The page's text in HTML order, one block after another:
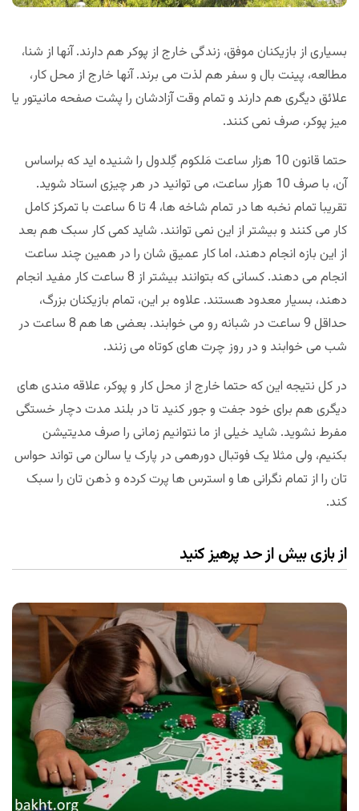
بسیاری از بازیکنان موفق، زندگی خارج از پوکر هم دارند. آنها از شنا،
مطالعه، پینت بال و سفر هم لذت می برند. آنها خارج از محل کار،
علائق دیگری هم دارند و تمام وقت آزادشان را پشت صفحه مانیتور یا
میز پوکر، صرف نمی کنند.
حتما قانون 10 هزار ساعت مَلکوم گِلدول را شنیده اید که براساس
آن، با صرف 10 هزار ساعت، می توانید در هر چیزی استاد شوید.
تقریبا تمام نخبه ها در تمام شاخه ها، 4 تا 6 ساعت با تمرکز کامل
کار می کنند و بیشتر از این نمی توانند. شاید کمی کار سبک هم بعد
از این بازه انجام دهند، اما کار عمیق شان را در همین چند ساعت
انجام می دهند. کسانی که بتوانند بیشتر از 8 ساعت کار مفید انجام
دهند، بسیار معدود هستند. علاوه بر این، تمام بازیکنان بزرگ،
حداقل 9 ساعت در شبانه رو می خوابند. بعضی ها هم 8 ساعت در
شب می خوابند و در روز چرت های کوتاه می زنند.
در کل نتیجه این که حتما خارج از محل کار و پوکر، علاقه مندی های
دیگری هم برای خود جفت و جور کنید تا در بلند مدت دچار خستگی
مفرط نشوید. شاید خیلی از ما نتوانیم زمانی را صرف مدیتیشن
بکنیم، ولی مثلا یک فوتبال دورهمی در پارک یا سالن می تواند حواس
تان را از تمام نگرانی ها و استرس ها پرت کرده و ذهن تان را سبک
کند.
از بازی بیش از حد پرهیز کنید